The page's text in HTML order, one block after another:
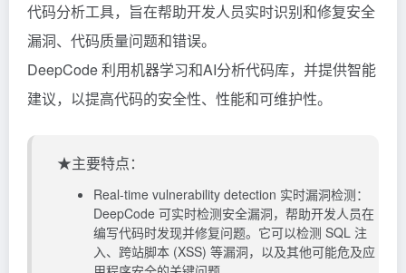
代码分析工具，旨在帮助开发人员实时识别和修复安全
漏洞、代码质量问题和错误。
DeepCode 利用机器学习和AI分析代码库，并提供智能
建议，以提高代码的安全性、性能和可维护性。
★主要特点：
Real-time vulnerability detection 实时漏洞检测：
DeepCode 可实时检测安全漏洞，帮助开发人员在
编写代码时发现并修复问题。它可以检测 SQL 注
入、跨站脚本 (XSS) 等漏洞，以及其他可能危及应